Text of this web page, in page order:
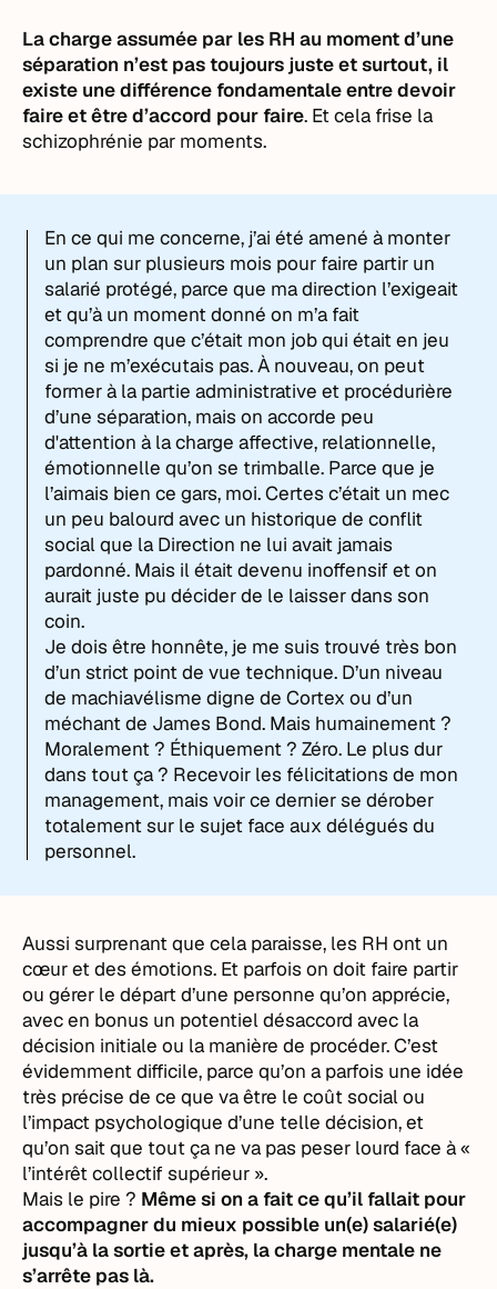
La charge assumée par les RH au moment d’une
séparation n’est pas toujours juste et surtout, il
existe une différence fondamentale entre devoir
faire et être d’accord pour faire. Et cela frise la
schizophrénie par moments.
En ce qui me concerne, j’ai été amené à monter
un plan sur plusieurs mois pour faire partir un
salarié protégé, parce que ma direction l’exigeait
et qu’à un moment donné on m’a fait
comprendre que c’était mon job qui était en jeu
si je ne m’exécutais pas. À nouveau, on peut
former à la partie administrative et procédurière
d’une séparation, mais on accorde peu
d'attention à la charge affective, relationnelle,
émotionnelle qu’on se trimballe. Parce que je
l’aimais bien ce gars, moi. Certes c’était un mec
un peu balourd avec un historique de conflit
social que la Direction ne lui avait jamais
pardonné. Mais il était devenu inoffensif et on
aurait juste pu décider de le laisser dans son
coin.
Je dois être honnête, je me suis trouvé très bon
d’un strict point de vue technique. D’un niveau
de machiavélisme digne de Cortex ou d’un
méchant de James Bond. Mais humainement ?
Moralement ? Éthiquement ? Zéro. Le plus dur
dans tout ça ? Recevoir les félicitations de mon
management, mais voir ce dernier se dérober
totalement sur le sujet face aux délégués du
personnel.
Aussi surprenant que cela paraisse, les RH ont un
cœur et des émotions. Et parfois on doit faire partir
ou gérer le départ d’une personne qu’on apprécie,
avec en bonus un potentiel désaccord avec la
décision initiale ou la manière de procéder. C’est
évidemment difficile, parce qu’on a parfois une idée
très précise de ce que va être le coût social ou
l’impact psychologique d’une telle décision, et
qu’on sait que tout ça ne va pas peser lourd face à «
l’intérêt collectif supérieur ».
Mais le pire ? Même si on a fait ce qu’il fallait pour
accompagner du mieux possible un(e) salarié(e)
jusqu’à la sortie et après, la charge mentale ne
s’arrête pas là.